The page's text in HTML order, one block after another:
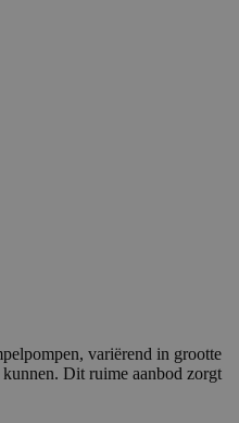
variërend in grootte
Dit ruime aanbod zorgt